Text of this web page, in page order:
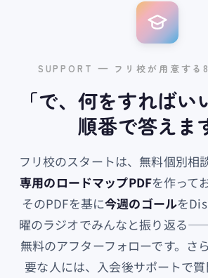
SUPPORT — フリ校が用意する
「で、​何を​すれば​い
順番で​答えま
フリ校のスタートは、無料個別相
専用のロードマップPDFを作って
そのPDFを基に今週のゴールを
曜のラジオでみんなと振り返る
無料のアフターフォローです。さ
要な人には、入会後サポートで